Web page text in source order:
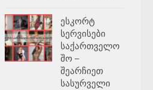
ესკორტ
სერვისები
საქართველო
შო –
შეარჩიეთ
სასურველი